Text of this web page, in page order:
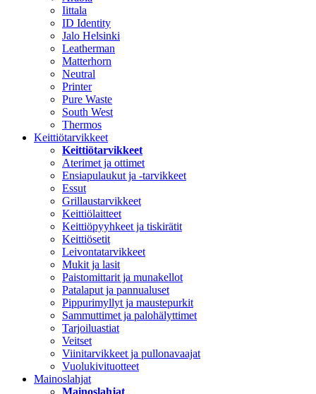
Iittala
ID Identity
Jalo Helsinki
Leatherman
Matterhorn
Neutral
Printer
Pure Waste
South West
Thermos
Keittiötarvikkeet
Keittiötarvikkeet
Aterimet ja ottimet
Ensiapulaukut ja -tarvikkeet
Essut
Grillaustarvikkeet
Keittiölaitteet
Keittiöpyyhkeet ja tiskirätit
Keittiösetit
Leivontatarvikkeet
Mukit ja lasit
Paistomittarit ja munakellot
Patalaput ja pannualuset
Pippurimyllyt ja maustepurkit
Sammuttimet ja palohälyttimet
Tarjoiluastiat
Veitset
Viinitarvikkeet ja pullonavaajat
Vuolukivituotteet
Mainoslahjat
Mainoslahjat